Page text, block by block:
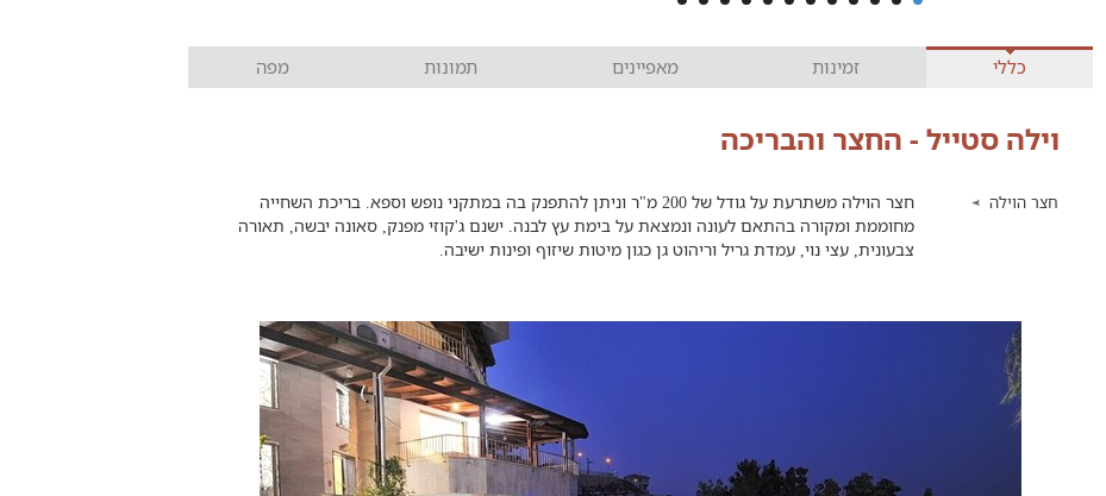
כללי זמינות מאפיינים תמונות מפה
וילה סטייל - החצר והבריכה
חצר הוילה
חצר הוילה משתרעת על גודל של 200 מ"ר וניתן להתפנק בה במתקני נופש וספא. בריכת השחייה
מחוממת ומקורה בהתאם לעונה ונמצאת על בימת עץ לבנה. ישנם ג'קוזי מפנק, סאונה יבשה, תאורה
צבעונית, עצי נוי, עמדת גריל וריהוט גן כגון מיטות שיזוף ופינות ישיבה.